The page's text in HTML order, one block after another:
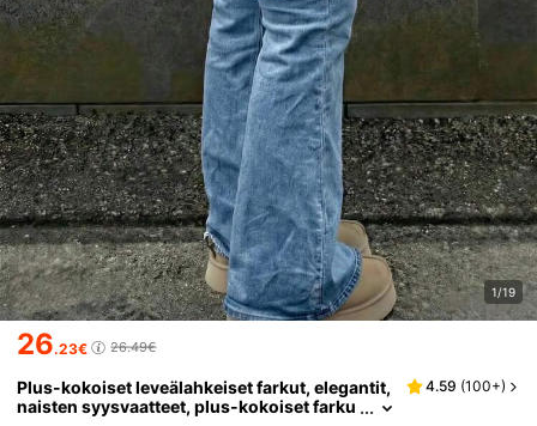
1/19
26.23€ 26.49€
Plus-kokoiset leveälahkeiset farkut, elegantit,
naisten syysvaatteet, plus-kokoiset farku
4.59 (100+)